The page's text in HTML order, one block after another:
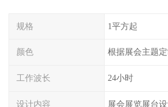
规格 1平方起
颜色 根据展会主题定
工作波长 24小时
设计内容 展会展览展台